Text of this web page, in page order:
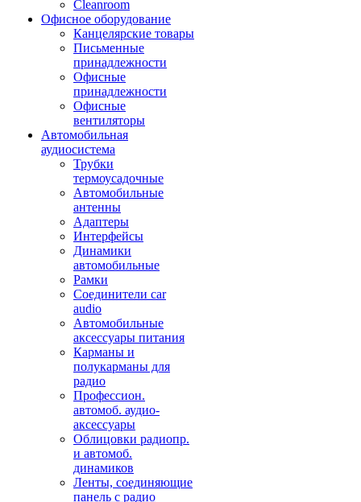
Cleanroom
Офисное оборудование
Канцелярские товары
Письменные
принадлежности
Офисные
принадлежности
Офисные
вентиляторы
Автомобильная
аудиосистема
Трубки
термоусадочные
Автомобильные
антенны
Адаптеры
Интерфейсы
Динамики
автомобильные
Рамки
Соединители car
audio
Автомобильные
аксессуары питания
Карманы и
полукарманы для
радио
Профессион.
автомоб. аудио-
аксессуары
Облицовки радиопр.
и автомоб.
динамиков
Ленты, соединяющие
панель с радио